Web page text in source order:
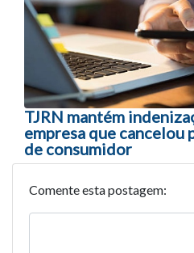
TJRN mantém
empresa que cancelou
de consumidor
Comente esta postagem: